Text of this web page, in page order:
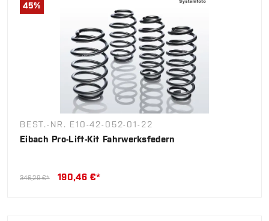
45%
BEST.-NR. E10-42-052-01-22
Eibach Pro-Lift-Kit Fahrwerksfedern
346,29 €* 190,46 €*